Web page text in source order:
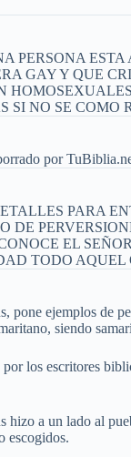
PERSONA
GAY Y QUE
SI NO SE
por
PARA
DE
EL
TODO
pone ejemplos de
siendo
los escritores
hizo a un lado al
escogidos.